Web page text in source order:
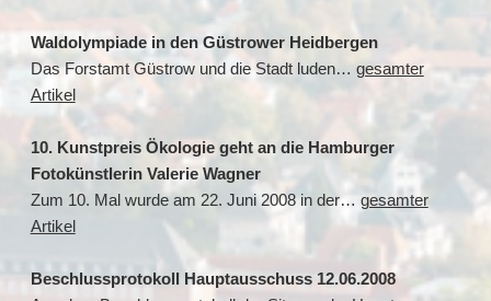
Waldolympiade in den Güstrower Heidbergen
Das Forstamt Güstrow und die Stadt luden… gesamter
Artikel
10. Kunstpreis Ökologie geht an die Hamburger
Fotokünstlerin Valerie Wagner
Zum 10. Mal wurde am 22. Juni 2008 in der… gesamter
Artikel
Beschlussprotokoll Hauptausschuss 12.06.2008